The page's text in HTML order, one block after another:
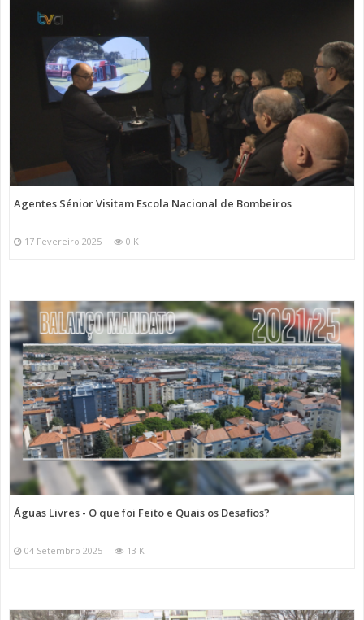
Agentes Sénior Visitam Escola Nacional de Bombeiros
17 Fevereiro 2025 0 K
Águas Livres - O que foi Feito e Quais os Desafios?
04 Setembro 2025 13 K